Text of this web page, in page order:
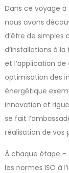
Dans ce voyage à
nous avons
d’être de simples
d’installations à
et l’application
optimisation des
énergétique
innovation et
se fait
réalisation de vos
À chaque étape
les normes ISO à